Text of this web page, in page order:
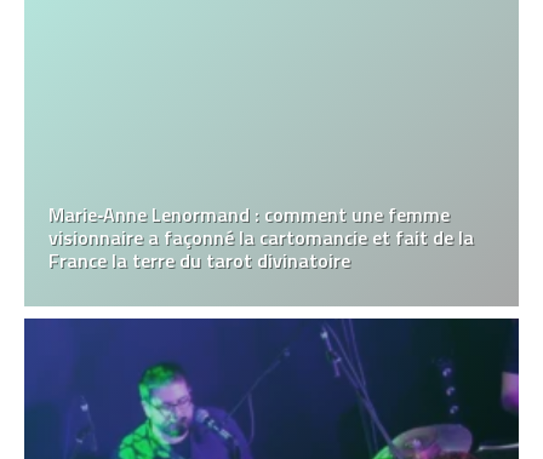
Marie‑Anne Lenormand : comment une femme
visionnaire a façonné la cartomancie et fait de la
France la terre du tarot divinatoire